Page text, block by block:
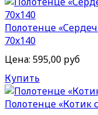
Полотенце
70x140
Цена: 595,00 руб
Купить
Полотенце «Котик